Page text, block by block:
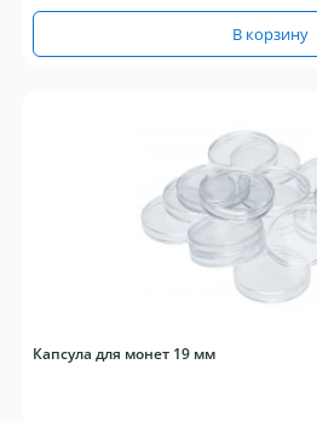
В корзину
Капсула для монет 19 мм